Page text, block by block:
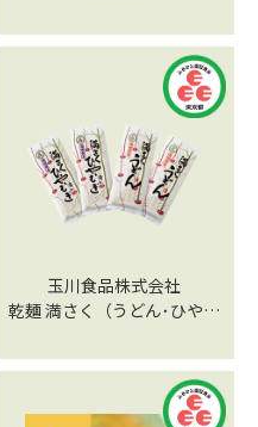
玉川食品株式会社
乾麺 満さく（うどん･ひやむ